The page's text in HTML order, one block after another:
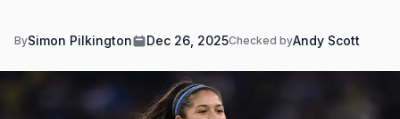
BySimon Pilkington Dec 26, 2025Checked byAndy Scott